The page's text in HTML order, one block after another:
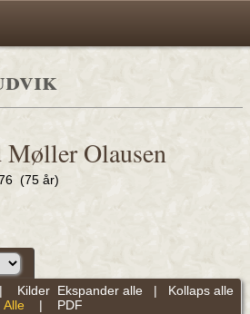
Olausen
(75 år)
Ekspander alle | Kollaps alle
Kilder
Alle | PDF